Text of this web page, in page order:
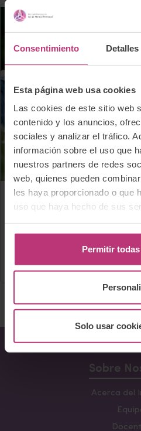
Consentimiento Detalles
Esta página web usa cookies
Las cookies de este sitio web
contenido y los anuncios,
sociales y analizar el tráfico.
información sobre el uso que
nuestros partners de redes
web, quienes pueden
les haya proporcionado o que
uso que haya hecho de sus
Permitir
Solo usar
7 febrero 2017
El embarazo modifica
largo plazo
Sobre
Acerca del